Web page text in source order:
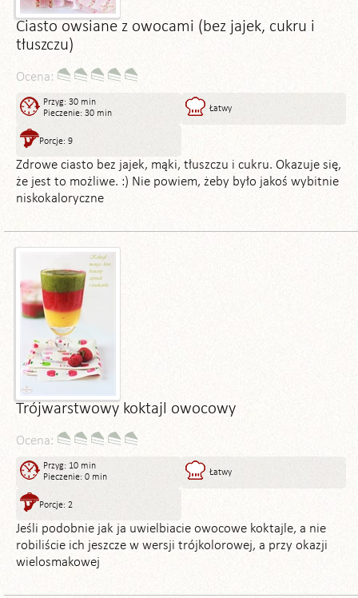
Ciasto owsiane z owocami (bez jajek, cukru i
tłuszczu)
Ocena:
Przyg: 30 min
Pieczenie: 30 min
Łatwy
Porcje: 9
Zdrowe ciasto bez jajek, mąki, tłuszczu i cukru. Okazuje się,
że jest to możliwe. :) Nie powiem, żeby było jakoś wybitnie
niskokaloryczne
Trójwarstwowy koktajl owocowy
Ocena:
Przyg: 10 min
Pieczenie: 0 min
Łatwy
Porcje: 2
Jeśli podobnie jak ja uwielbiacie owocowe koktajle, a nie
robiliście ich jeszcze w wersji trójkolorowej, a przy okazji
wielosmakowej